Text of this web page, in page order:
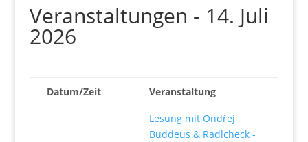
Veranstaltungen - 14. Juli
2026
Datum/Zeit Veranstaltung
Lesung mit Ondřej
Buddeus & Radlcheck -